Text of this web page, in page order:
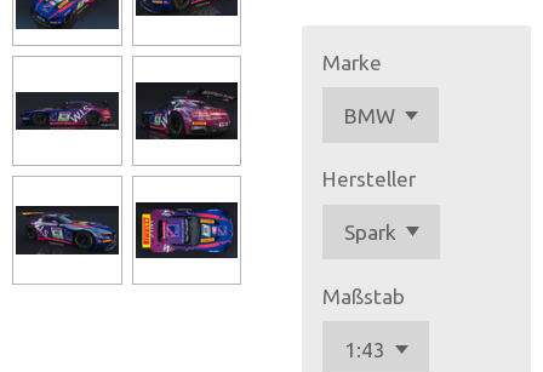
Marke
Hersteller
Maßstab